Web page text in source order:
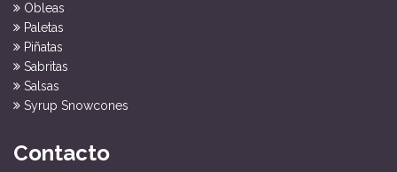
Obleas
Paletas
Piñatas
Sabritas
Salsas
Syrup Snowcones
Contacto